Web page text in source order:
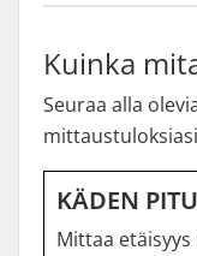
Kuinka
Seuraa alla
KÄDEN
Mittaa